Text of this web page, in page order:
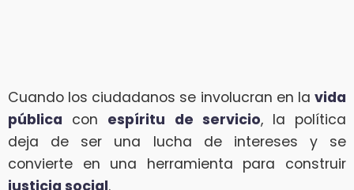
Cuando los ciudadanos se involucran en la vida
pública con espíritu de servicio, la política
deja de ser una lucha de intereses y se
convierte en una herramienta para construir